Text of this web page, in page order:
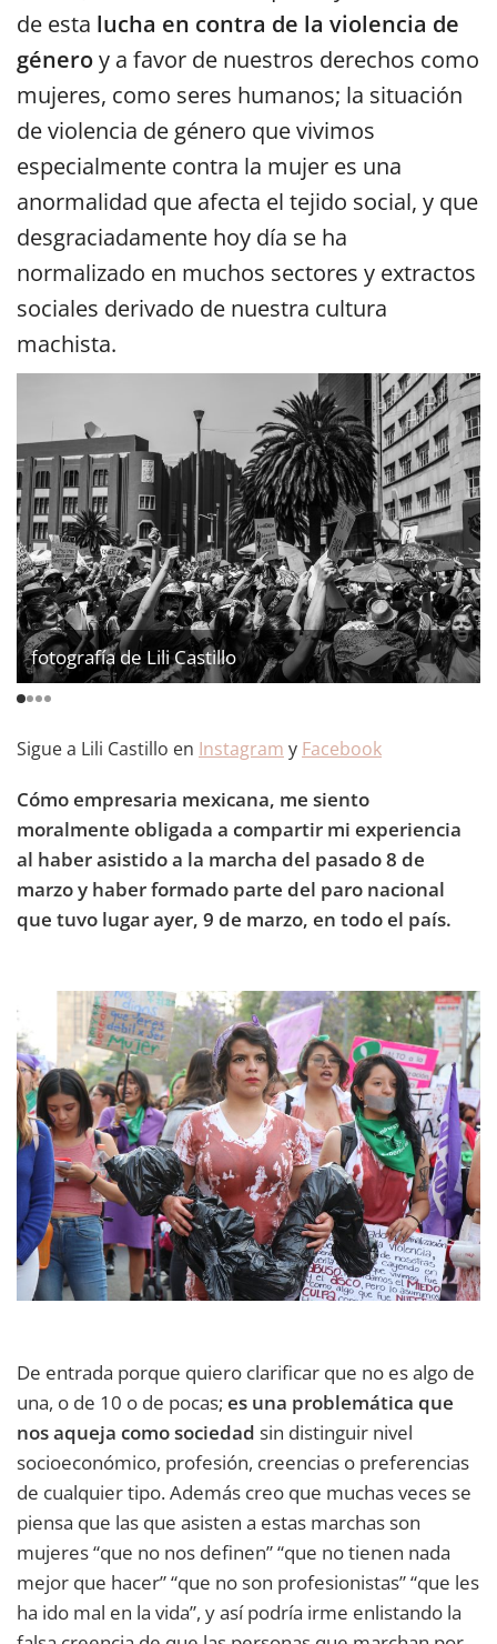
de esta lucha en contra de la violencia de
géneroy a favor de nuestros derechos como
mujeres, como seres humanos; la situación
de violencia de género que vivimos
especialmente contra la mujer es una
anormalidad que afecta el tejido social, y que
desgraciadamente hoy día se ha
normalizado en muchos sectores y extractos
sociales derivado de nuestra cultura
machista.
fotografía de Lili Castillo
Sigue a Lili Castillo en Instagram y Facebook
Cómo empresaria mexicana, me siento
moralmente obligada a compartir mi experiencia
al haber asistido a la marcha del pasado 8 de
marzo y haber formado parte del paro nacional
que tuvo lugar ayer, 9 de marzo, en todo el país.
De entrada porque quiero clarificar que no es algo de
una, o de 10 o de pocas; es una problemática que
nos aqueja como sociedad sin distinguir nivel
socioeconómico, profesión, creencias o preferencias
de cualquier tipo. Además creo que muchas veces se
piensa que las que asisten a estas marchas son
mujeres “que no nos definen” “que no tienen nada
mejor que hacer” “que no son profesionistas” “que les
ha ido mal en la vida”, y así podría irme enlistando la